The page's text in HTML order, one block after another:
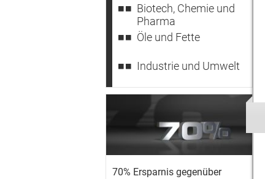
Biotech, Chemie und
Pharma
Öle und Fette
Industrie und Umwelt
70% Ersparnis gegenüber